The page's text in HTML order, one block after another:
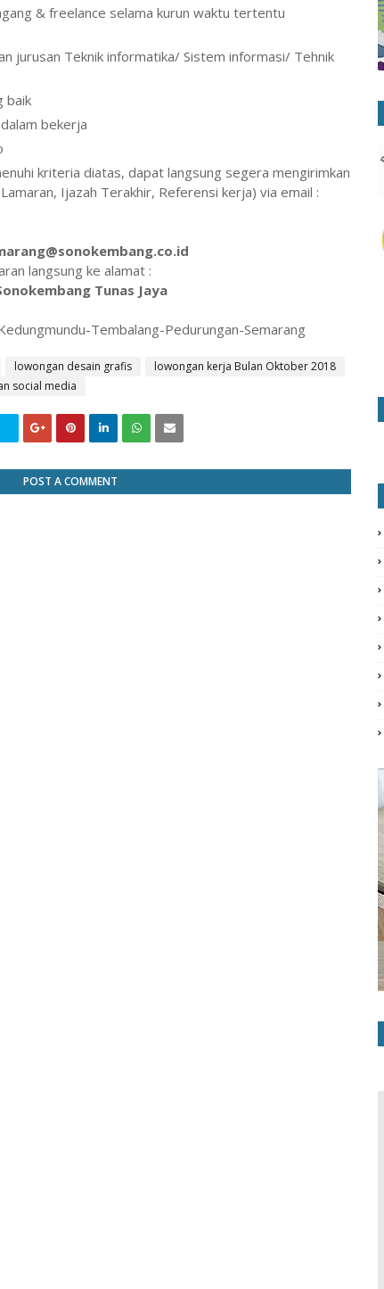
& freelance selama kurun waktu tertentu
jurusan Teknik informatika/ Sistem informasi/ Tehnik
baik
bekerja
kriteria diatas, dapat langsung segera mengirimkan
Ijazah Terakhir, Referensi kerja) via email :
langsung ke alamat :
Tunas Jaya
Tembalang-Pedurungan-Semarang
lowongan desain grafis
lowongan kerja Bulan Oktober 2018
social media
POST A COMMENT